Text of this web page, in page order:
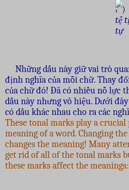
)
tệ
Những dấu này giữ vai trò
định nghĩa của mỗi chữ. Thay
của chữ đó! Đã có nhiều nỗ lực
dấu này nhưng vô hiệu. Dưới
có dấu khác nhau cho ra các
These tonal marks play a
meaning of a word. Changing
changes the meaning! Many
get rid of all of the tonal marks
these marks affect the meanings: